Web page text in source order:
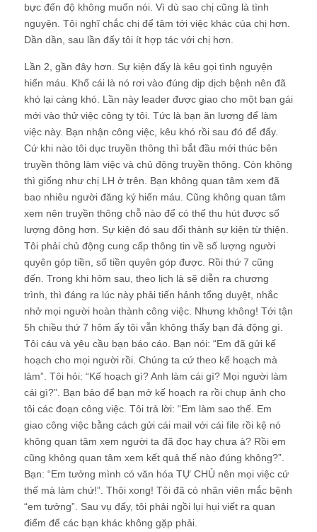
bực đến độ không muốn nói. Vì dù sao chị cũng là tình
nguyện. Tôi nghĩ chắc chị để tâm tới việc khác của chị hơn.
Dần dần, sau lần đấy tôi ít hợp tác với chị hơn.
Lần 2, gần đây hơn. Sự kiện đấy là kêu gọi tình nguyện
hiến máu. Khổ cái là nó rơi vào đúng dịp dịch bệnh nên đã
khó lại càng khó. Lần này leader được giao cho một bạn gái
mới vào thử việc công ty tôi. Tức là bạn ăn lương để làm
việc này. Bạn nhận công việc, kêu khó rồi sau đó để đấy.
Cứ khi nào tôi dục truyền thông thì bắt đầu mới thúc bên
truyền thông làm việc và chủ động truyền thông. Còn không
thì giống như chị LH ở trên. Bạn không quan tâm xem đã
bao nhiêu người đăng ký hiến máu. Cũng không quan tâm
xem nên truyền thông chỗ nào để có thể thu hút được số
lượng đông hơn. Sự kiện đó sau đổi thành sự kiện từ thiện.
Tôi phải chủ động cung cấp thông tin về số lượng người
quyên góp tiền, số tiền quyên góp được. Rồi thứ 7 cũng
đến. Trong khi hôm sau, theo lịch là sẽ diễn ra chương
trình, thì đáng ra lúc này phải tiến hảnh tổng duyệt, nhắc
nhở mọi người hoàn thành công việc. Nhưng không! Tới tận
5h chiều thứ 7 hôm ấy tôi vẫn không thấy bạn đả động gì.
Tôi cáu và yêu cầu bạn báo cáo. Bạn nói: “Em đã gửi kế
hoạch cho mọi người rồi. Chúng ta cứ theo kế hoạch mà
làm”. Tôi hỏi: “Kế hoạch gì? Anh làm cái gì? Mọi người làm
cái gì?”. Bạn bảo để bạn mở kế hoạch ra rồi chụp ảnh cho
tôi các đoạn công việc. Tôi trả lời: “Em làm sao thế. Em
giao công việc bằng cách gửi cái mail với cái file rồi kệ nó
không quan tâm xem người ta đã đọc hay chưa à? Rồi em
cũng không quan tâm xem kết quả thế nào đúng không?”.
Bạn: “Em tưởng mình có văn hóa TỰ CHỦ nên mọi việc cứ
thế mà làm chứ!”. Thôi xong! Tôi đã có nhân viên mắc bệnh
“em tưởng”. Sau vụ đấy, tôi phải ngồi lụi hụi viết ra quan
điểm để các bạn khác không gặp phải.